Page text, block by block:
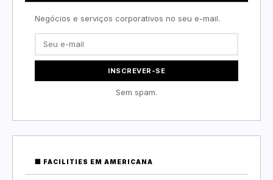
Negócios e serviços corporativos no seu e-mail.
INSCREVER-SE
Sem spam.
🏢 FACILITIES EM AMERICANA